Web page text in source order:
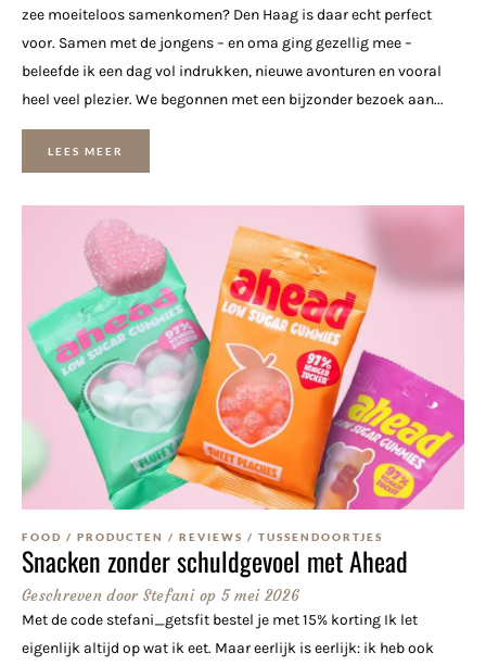
zee moeiteloos samenkomen? Den Haag is daar echt perfect
voor. Samen met de jongens – en oma ging gezellig mee –
beleefde ik een dag vol indrukken, nieuwe avonturen en vooral
heel veel plezier. We begonnen met een bijzonder bezoek aan...
LEES MEER
FOOD / PRODUCTEN / REVIEWS / TUSSENDOORTJES
Snacken zonder schuldgevoel met Ahead
Geschreven doorStefani op 5 mei 2026
Met de code stefani_getsfit bestel je met 15% korting Ik let
eigenlijk altijd op wat ik eet. Maar eerlijk is eerlijk: ik heb ook